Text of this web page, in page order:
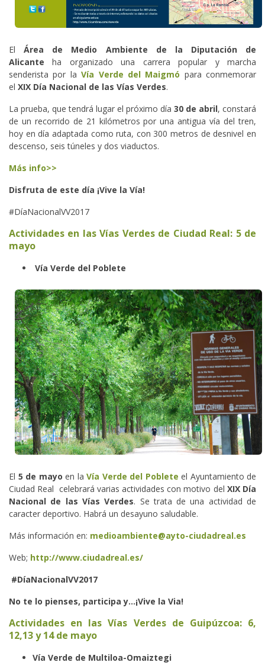
El Área de Medio Ambiente de la Diputación de
Alicanteha organizado una carrera popular y marcha
senderista por laVía Verde del Maigmó para conmemorar
el XIX Día Nacional de las Vías Verdes.
La prueba, que tendrá lugar el próximo día 30 de abril, constará
de un recorrido de 21 kilómetros por una antigua vía del tren,
hoy en día adaptada como ruta, con 300 metros de desnivel en
descenso, seis túneles y dos viaductos.
Más info>>
Disfruta de este día ¡Vive la Vía!
#DíaNacionalVV2017
Actividades en las Vías Verdes de Ciudad Real: 5 de
mayo
Vía Verde del Poblete
El 5 de mayo en la Vía Verde del Poblete el Ayuntamiento de
Ciudad Real celebrará varias actividades con motivo del XIX Día
Nacional de las Vías Verdes. Se trata de una actividad de
caracter deportivo. Habrá un desayuno saludable.
Más información en: medioambiente@ayto-ciudadreal.es
Web; http://www.ciudadreal.es/
#DíaNacionalVV2017
No te lo pienses, participa y...¡Vive la Via!
Actividades en las Vías Verdes de Guipúzcoa: 6,
12,13 y 14 de mayo
Vía Verde de Multiloa-Omaiztegi